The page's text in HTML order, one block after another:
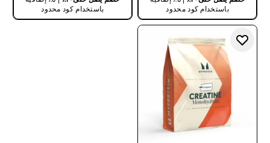
باستخدام كود محدود
باستخدام كود محدود